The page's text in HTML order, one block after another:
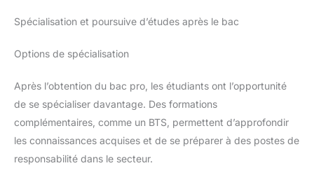
Spécialisation et poursuive d’études après le bac
Options de spécialisation
Après l’obtention du bac pro, les étudiants ont l’opportunité
de se spécialiser davantage. Des formations
complémentaires, comme un BTS, permettent d’approfondir
les connaissances acquises et de se préparer à des postes de
responsabilité dans le secteur.